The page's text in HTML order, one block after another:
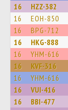
16 HZZ-382
16 EOH-850
16 BPG-712
16 HKG-888
16 YHM-616
16 KVF-316
16 YHM-616
16 VUI-416
16 BBI-477